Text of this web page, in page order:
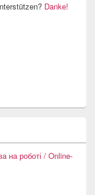
Danke!
на роботі / Online-